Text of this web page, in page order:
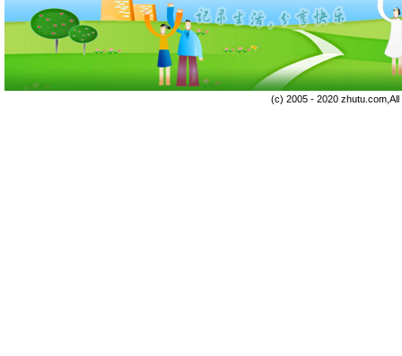
(c) 2005 - 2020